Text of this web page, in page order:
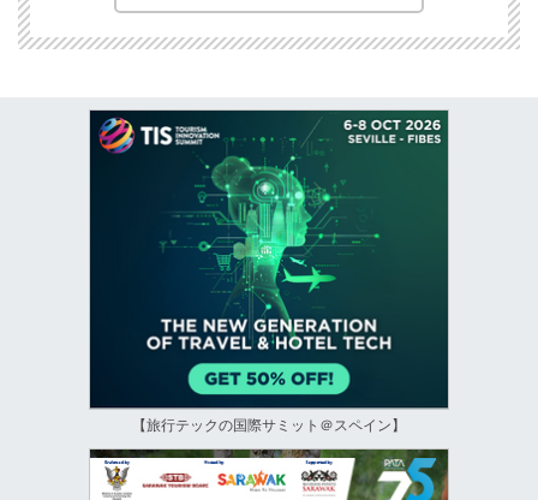
【旅行テックの国際サミット＠スペイン】